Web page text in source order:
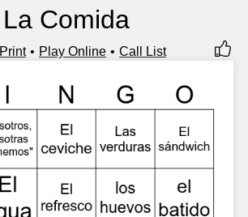
La Comida
Print Play Online Call List